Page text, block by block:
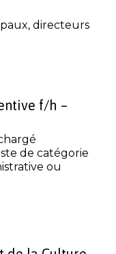
directeurs
f/h –
de catégorie
ou